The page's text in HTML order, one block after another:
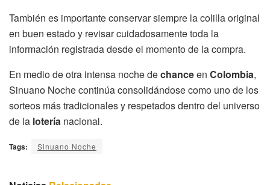
También es importante conservar siempre la colilla original
en buen estado y revisar cuidadosamente toda la
información registrada desde el momento de la compra.
En medio de otra intensa noche dechanceen Colombia,
Sinuano Noche continúa consolidándose como uno de los
sorteos más tradicionales y respetados dentro del universo
de la lotería nacional.
Tags: Sinuano Noche